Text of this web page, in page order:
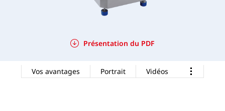
Présentation du PDF
Vos avantages Portrait Vidéos